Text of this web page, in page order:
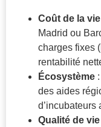
Coût de la vie
Madrid ou
charges fixes
rentabilité
Écosystème
des aides
d’incubateurs
Qualité de vie